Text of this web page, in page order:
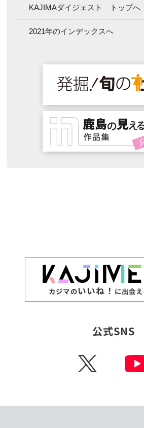
KAJIMAダイジェスト トップへ
2021年のインデックスへ
カジマのいいね！ に出会
公式SNS
X